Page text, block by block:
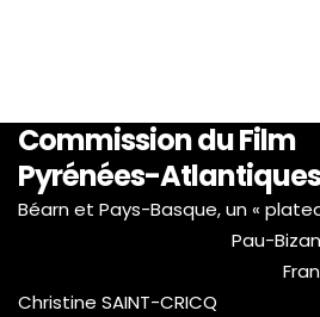
Commission du Film
Pyrénées-Atlantiques
Béarn et Pays-Basque, un «
Pau-
Christine SAINT-CRICQ